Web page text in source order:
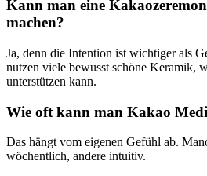
Kann man eine
machen?
Ja, denn die Intention ist wichtiger als
nutzen viele bewusst schöne Keramik,
unterstützen kann.
Wie oft kann man Kakao
Das hängt vom eigenen Gefühl ab.
wöchentlich, andere intuitiv.